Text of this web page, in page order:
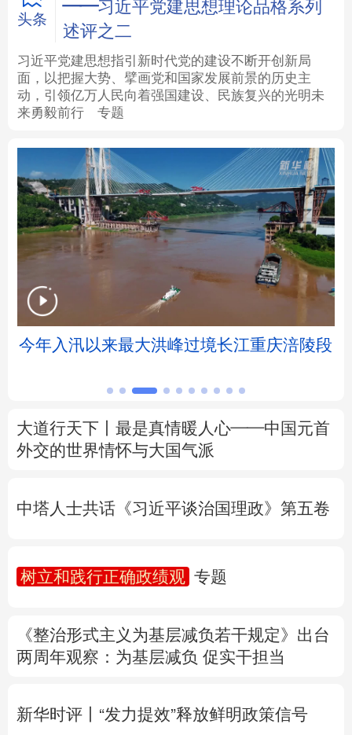
城市 旅游 能源 会展
彩票 娱乐 时尚 悦读
公益 一带一路 亚太网 上市公司
地方频道
北京 天津 山西
辽宁 上海 江苏
浙江 安徽 福建 江西
四川 贵州 云南
English Español Français عربى
Deutsch Português
头条
——习近平党建思想理论品格系列
述评之二
习近平党建思想指引新时代党的建设不断开创新局
面，以把握大势、擘画党和国家发展前景的历史主
动，引领亿万人民向着强国建设、民族复兴的光明未
来勇毅前行
专题
江重庆涪陵段 加固渔排防台风
大道行天下丨最是真情暖人心——中国元首
外交的世界情怀与大国气派
中塔人士共话《习近平谈治国理政》第五卷
树立和践行正确政绩观 专题
《整治形式主义为基层减负若干规定》出台
两周年观察 ：为基层减负 促实干担当
新华时评丨“发力提效”释放鲜明政策信号